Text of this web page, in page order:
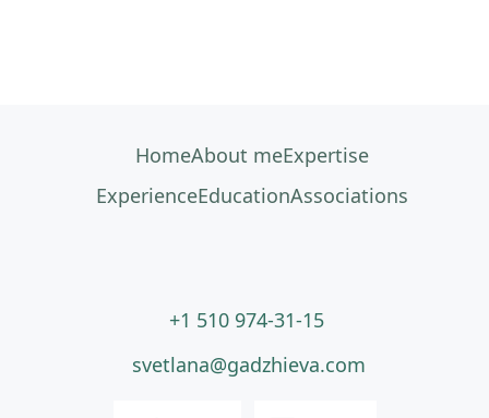
HomeAbout meExpertise
ExperienceEducationAssociations
+1 510 974-31-15
svetlana@gadzhieva.com